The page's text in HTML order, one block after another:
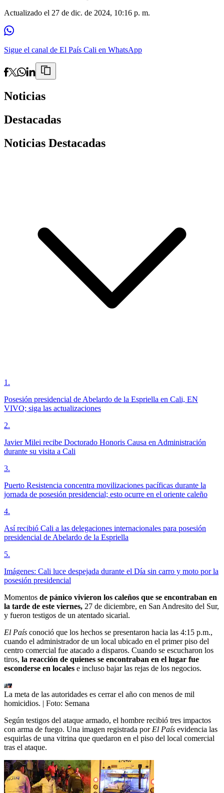
Actualizado el 27 de dic. de 2024, 10:16 p. m.
Sigue el canal de El País Cali en WhatsApp
Noticias
Destacadas
Noticias Destacadas
1 .
Posesión presidencial de Abelardo de la Espriella en Cali, EN
VIVO; siga las actualizaciones
2.
Javier Milei recibe Doctorado Honoris Causa en Administración
durante su visita a Cali
3.
Puerto Resistencia concentra movilizaciones pacíficas durante la
jornada de posesión presidencial; esto ocurre en el oriente caleño
4.
Así recibió Cali a las delegaciones internacionales para posesión
presidencial de Abelardo de la Espriella
5.
Imágenes: Cali luce despejada durante el Día sin carro y moto por la
posesión presidencial
Momentos de pánico vivieron los caleños que se encontraban en
la tarde de este viernes, 27 de diciembre, en San Andresito del Sur,
y fueron testigos de un atentado sicarial.
El País conoció que los hechos se presentaron hacia las 4:15 p.m.,
cuando el administrador de un local ubicado en el primer piso del
centro comercial fue atacado a disparos. Cuando se escucharon los
tiros, la reacción de quienes se encontraban en el lugar fue
esconderse en locales e incluso bajar las rejas de los negocios.
La meta de las autoridades es cerrar el año con menos de mil
homicidios. | Foto: Semana
Según testigos del ataque armado, el hombre recibió tres impactos
con arma de fuego. Una imagen registrada por El País evidencia las
esquirlas de una vitrina que quedaron en el piso del local comercial
tras el ataque.